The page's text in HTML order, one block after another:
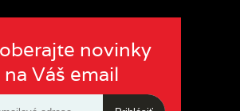
novinky
na Váš email